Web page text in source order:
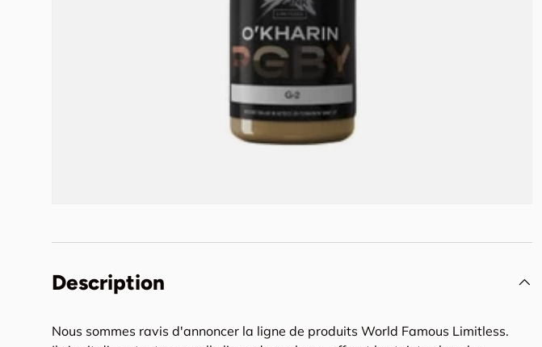
Description
Nous sommes ravis d'annoncer la ligne de produits World Famous Limitless.